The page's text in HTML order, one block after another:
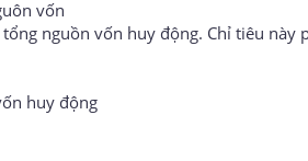
nguồn vốn huy động. Chỉ tiêu này
huy động